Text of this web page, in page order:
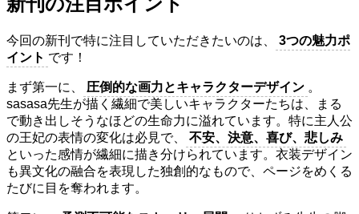
今回の新刊で特に注目していただきたいのは、
3つの魅力ポ
イント です！
まず第一に、 圧倒的な画力とキャラクターデザイン 。
sasasa先生が描く繊細で美しいキャラクターたちは、まる
で動き出しそうなほどの生命力に溢れています。特に主人公
の王妃の表情の変化は必見で、
不安、決意、喜び、悲しみ
といった感情が繊細に描き分けられています。衣装デザイン
も異文化の融合を表現した独創的なもので、ページをめくる
たびに目を奪われます。